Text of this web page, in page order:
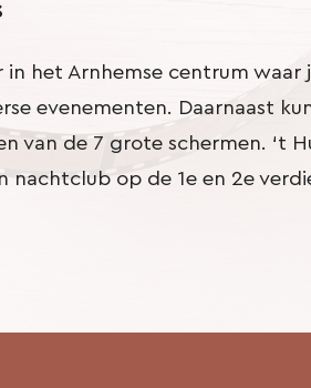
in het Arnhemse centrum
evenementen. Daarnaast
van de 7 grote schermen. ‘t
nachtclub op de 1e en 2e